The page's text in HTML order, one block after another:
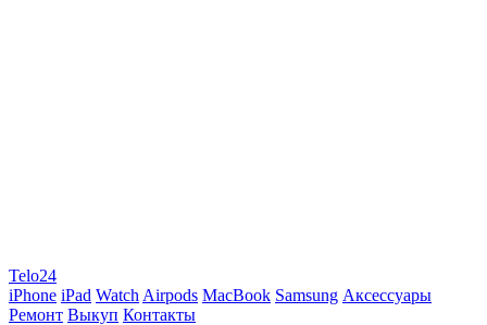
Telo24
iPhone iPad Watch Airpods MacBook Samsung Аксессуары
Ремонт Выкуп Контакты